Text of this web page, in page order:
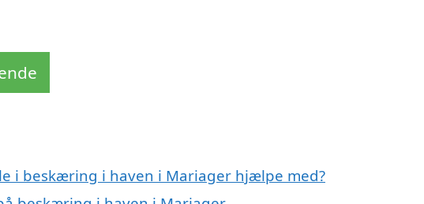
i beskæring i haven i Mariager hjælpe med?